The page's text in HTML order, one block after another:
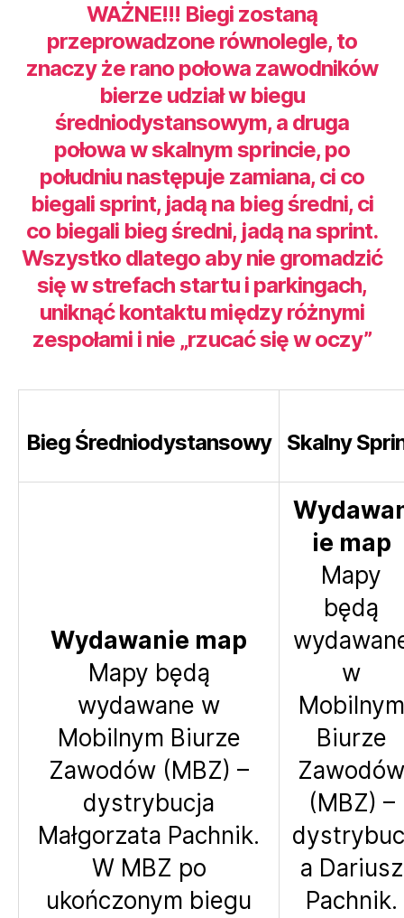
WAŻNE!!! Biegi zostaną
przeprowadzone równolegle, to
znaczy że rano połowa zawodników
bierze udział w biegu
średniodystansowym, a druga
połowa w skalnym sprincie, po
południu następuje zamiana, ci co
biegali sprint, jadą na bieg średni, ci
co biegali bieg średni, jadą na sprint.
Wszystko dlatego aby nie gromadzić
się w strefach startu i parkingach,
uniknąć kontaktu między różnymi
zespołami i nie „rzucać się w oczy”
Bieg Średniodystansowy Skalny
Wydawanie map
Mapy będą
wydawane w
Mobilnym Biurze
Zawodów (MBZ) –
dystrybucja
Małgorzata Pachnik.
W MBZ po
ukończonym biegu
ie map
Mapy
będą
w
Mobilnym
Biurze
Zawodów
(MBZ) –
a Dariusz
Pachnik.